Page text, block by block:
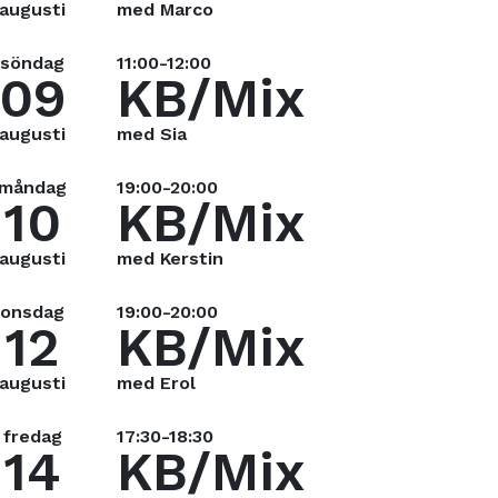
augusti med Marco
söndag
augusti
11:00-12:00
KB/Mix
med Sia
10
augusti
19:00-20:00
KB/Mix
med Kerstin
onsdag
12
augusti
19:00-20:00
KB/Mix
med Erol
fredag
14
17:30-18:30
KB/Mix